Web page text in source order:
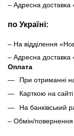
– Адресна доставка
по Україні:
– На відділення
– Адресна
Оплата
При отриманні
Карткою на сайті
На банківський
– Обмін/повернення